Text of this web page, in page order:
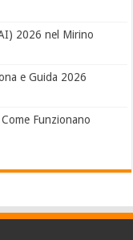
2026 nel Mirino
e Guida 2026
Funzionano